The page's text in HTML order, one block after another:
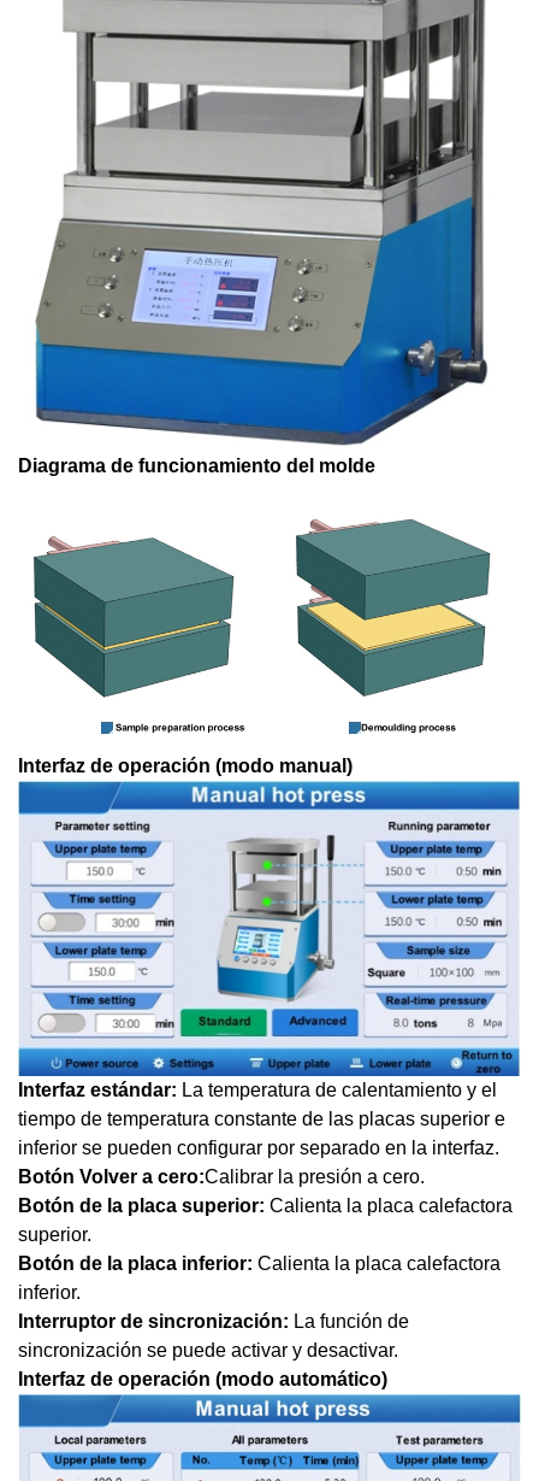
Diagrama de funcionamiento del molde
Interfaz de operación (modo manual)
Interfaz estándar: La temperatura de calentamiento y el
tiempo de temperatura constante de las placas superior e
inferior se pueden configurar por separado en la interfaz.
Botón Volver a cero:Calibrar la presión a cero.
Botón de la placa superior: Calienta la placa calefactora
superior.
Botón de la placa inferior: Calienta la placa calefactora
inferior.
Interruptor de sincronización: La función de
sincronización se puede activar y desactivar.
Interfaz de operación (modo automático)